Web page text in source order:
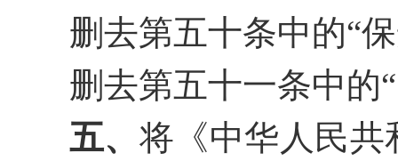
删去第五十条中的“
删去第五十一条中的
五、 将《中华人民共